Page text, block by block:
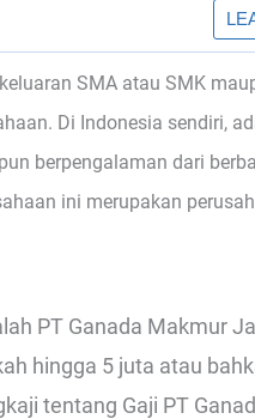
SMA atau SMK
Di Indonesia sendiri,
berpengalaman dari
ini merupakan
PT Ganada Makmur
hingga 5 juta atau
tentang Gaji PT